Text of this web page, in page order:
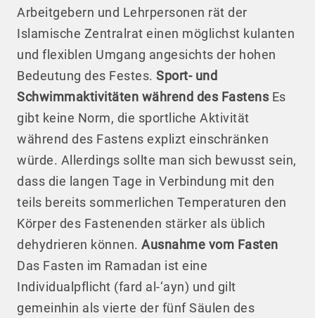
Arbeitgebern und Lehrpersonen rät der
Islamische Zentralrat einen möglichst kulanten
und flexiblen Umgang angesichts der hohen
Bedeutung des Festes. Sport- und
Schwimmaktivitäten während des Fastens Es
gibt keine Norm, die sportliche Aktivität
während des Fastens explizt einschränken
würde. Allerdings sollte man sich bewusst sein,
dass die langen Tage in Verbindung mit den
teils bereits sommerlichen Temperaturen den
Körper des Fastenenden stärker als üblich
dehydrieren können. Ausnahme vom Fasten
Das Fasten im Ramadan ist eine
Individualpflicht (fard al-‘ayn) und gilt
gemeinhin als vierte der fünf Säulen des